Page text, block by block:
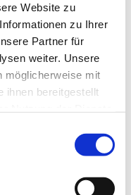
Website zu
zu Ihrer
Partner für
weiter. Unsere
möglicherweise mit
ihnen bereitgestellt